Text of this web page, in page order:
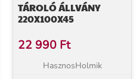
TÁROLÓ ÁLLVÁNY
220X100X45
22 990 Ft
HasznosHolmik